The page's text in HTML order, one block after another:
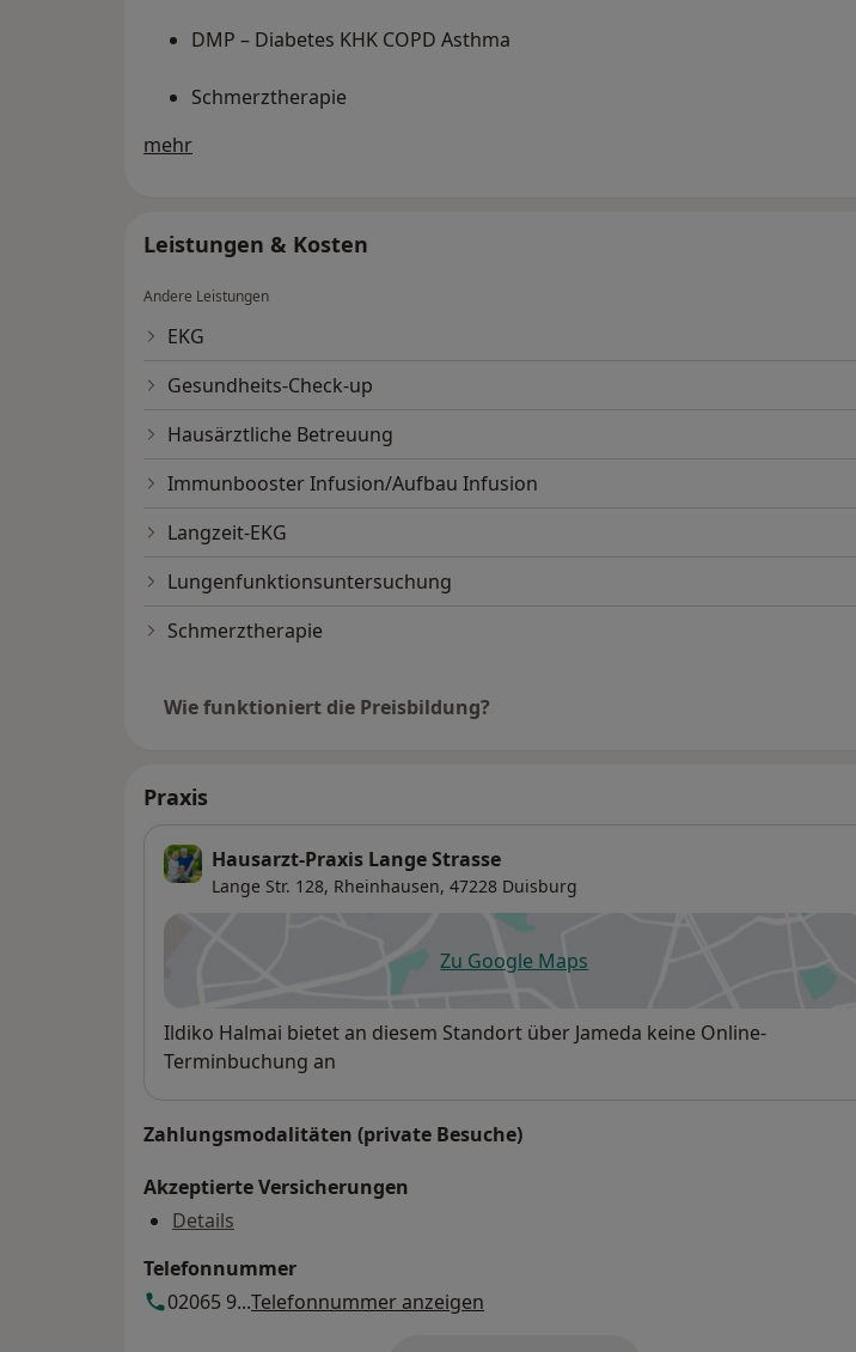
DMP – Diabetes KHK COPD Asthma
Schmerztherapie
Gesprächstherapie
Echokardiographie
EKG/Belastungs-EKG
Langzeit-EKG 1 bis 7 Tage
24-Stunden Blutdruckmessung
Lungenfunktionsuntersuchung
Sauerstoffsättigung
Gefäßuntersuchungen
Männermedizin
mehrÜber mich
Leistungen & Kosten
Andere Leistungen
EKG
Gesundheits-Check-up
Hausärztliche Betreuung
Immunbooster Infusion/Aufbau Infusion
Langzeit-EKG
Lungenfunktionsuntersuchung
Schmerztherapie
Wie funktioniert die Preisbildung?
Praxis
Hausarzt-Praxis Lange Strasse
Lange Str. 128, Rheinhausen, 47228 Duisburg
Zu Google Mapsöffnet in einer neuen Registerkarte
Verfügbarkeit
Ildiko Halmai bietet an diesem Standort über Jameda keine Online-
Terminbuchung an
Zahlungsmodalitäten (private Besuche)
Akzeptierte Versicherungen
Details
Telefonnummer
02065 9...Telefonnummer anzeigen